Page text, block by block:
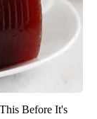
Before It's